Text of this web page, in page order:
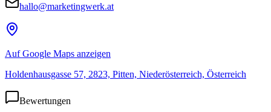
hallo@marketingwerk.at
Auf Google Maps anzeigen
Holdenhausgasse 57, 2823, Pitten, Niederösterreich, Österreich
Bewertungen